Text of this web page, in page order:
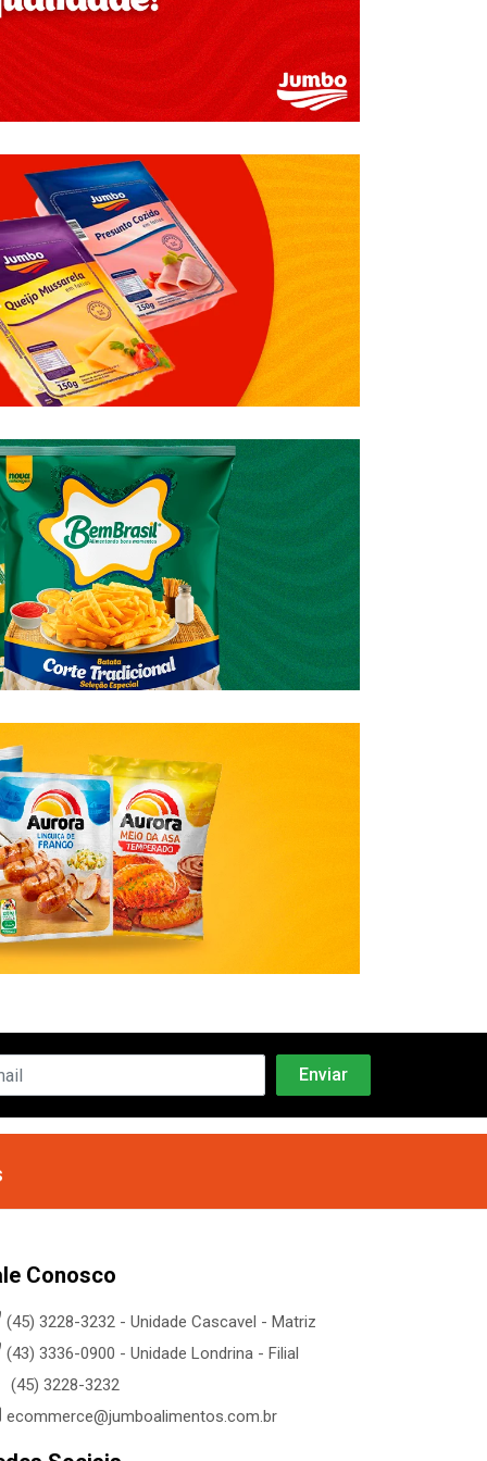
Conosco
(45) 3228-3232 - Unidade Cascavel - Matriz
(43) 3336-0900 - Unidade Londrina - Filial
(45) 3228-3232
ecommerce@jumboalimentos.com.br